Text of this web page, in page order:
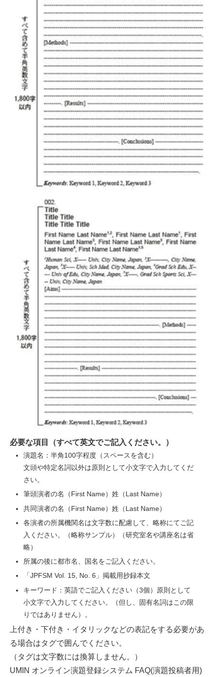
必要な項目（すべて英文でご記入ください。）
演題名：半角100字程度（スペースを含む）
文頭や特定名詞以外は原則として小文字で入力してくだ
さい。
筆頭演者の名（First Name）姓（Last Name）
共同演者の名（First Name）姓（Last Name）
各演者の所属機関名は文字数に配慮して、略称にてご記
入ください。（略称サンプル）（研究室名や講座名は省
略）
所属の後に都市名、国名をご記入ください。
「JPFSM Vol. 15, No. 6」掲載用抄録本文
キーワード：英語でご記入ください（3個）原則として
小文字で入力してください。（但し、固有名詞はこの限
りではありません）。
上付き・下付き・イタリックなどの表記をする必要があ
る場合はタグで囲んでください。
（タグは文字数には換算しません。）
UMIN オンライン演題登録システム FAQ(演題投稿者用)